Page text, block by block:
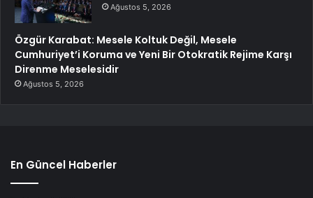
Ağustos 5, 2026
Özgür Karabat: Mesele Koltuk Değil, Mesele
Cumhuriyet’i Koruma ve Yeni Bir Otokratik Rejime Karşı
Direnme Meselesidir
Ağustos 5, 2026
En Güncel Haberler